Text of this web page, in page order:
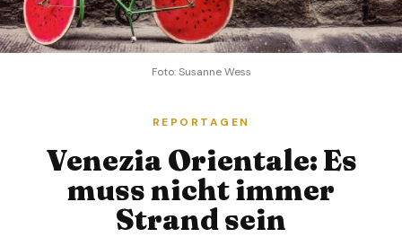
Foto: Susanne Wess
REPORTAGEN
Venezia Orientale: Es
muss nicht immer
Strand sein